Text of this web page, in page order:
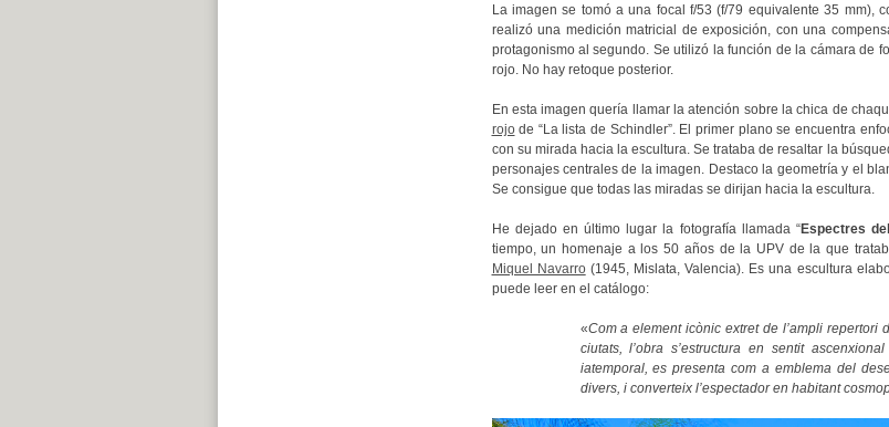
La imagen se tomó a una focal f/53 (f/79 equivalente 35 mm),
realizó una medición matricial de exposición, con una
protagonismo al segundo. Se utilizó la función de la cámara de
rojo. No hay retoque posterior.
En esta imagen quería llamar la atención sobre la chica de
rojode “La lista de Schindler”. El primer plano se encuentra
con su mirada hacia la escultura. Se trataba de resaltar la
personajes centrales de la imagen. Destaco la geometría y el
Se consigue que todas las miradas se dirijan hacia la escultura.
He dejado en último lugar la fotografía llamada “Espectres
tiempo, un homenaje a los 50 años de la UPV de la que
Miquel Navarro(1945, Mislata, Valencia). Es una escultura
puede leer en el catálogo:
«Com a element icònic extret de l’ampli
ciutats, l’obra s’estructura en sentit
iatemporal, es presenta com a emblema del
divers, i converteix l’espectador en habitant